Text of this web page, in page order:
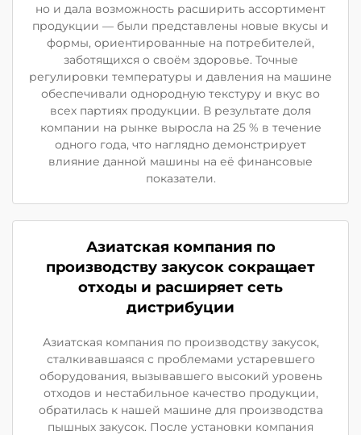
но и дала возможность расширить ассортимент
продукции — были представлены новые вкусы и
формы, ориентированные на потребителей,
заботящихся о своём здоровье. Точные
регулировки температуры и давления на машине
обеспечивали однородную текстуру и вкус во
всех партиях продукции. В результате доля
компании на рынке выросла на 25 % в течение
одного года, что наглядно демонстрирует
влияние данной машины на её финансовые
показатели.
Азиатская компания по
производству закусок сокращает
отходы и расширяет сеть
дистрибуции
Азиатская компания по производству закусок,
сталкивавшаяся с проблемами устаревшего
оборудования, вызывавшего высокий уровень
отходов и нестабильное качество продукции,
обратилась к нашей машине для производства
пышных закусок. После установки компания